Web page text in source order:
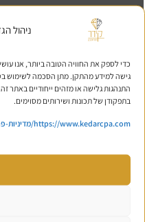
ניהול
כדי לספק את החוויה הטובה ביותר, אנו
גישה למידע מהתקן. מתן הסכמה לשימוש
התנהגות גלישה או מזהים ייחודיים באתר
בתפקודן של תכונות ושירותים מסוימים.
https://www.kedarcpa.com/ מדיניות-
גישה מוגבלת למאגרי מידע
מערכות הגנה מפני פריצות
עם זאת, אין אפשרות להבטיח
דיוור פרסומי
ניתן להסיר בכל עת.
זכות עיון, תיקון ומחיקה